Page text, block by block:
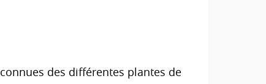
des différentes plantes de